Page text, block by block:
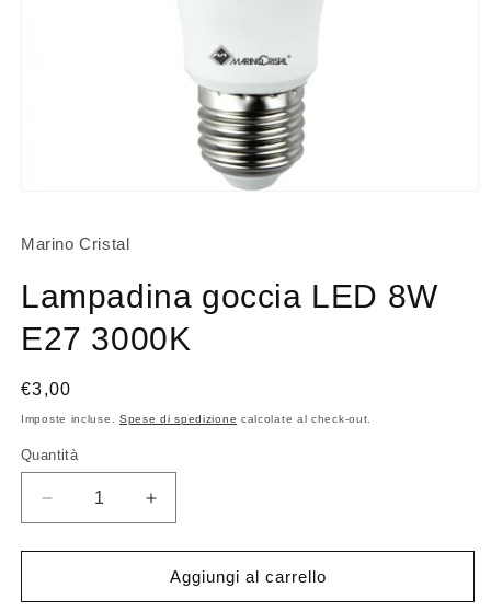
1
modale
Marino Cristal
Lampadina goccia LED 8W
E27 3000K
Prezzo
di
€3,00
Imposte incluse. Spese di spedizione calcolate al check-out.
Quantità
Quantità
Diminuisci
quantità
per
goccia
Aumenta
quantità
per
Lampadina
goccia
Aggiungi al carrello